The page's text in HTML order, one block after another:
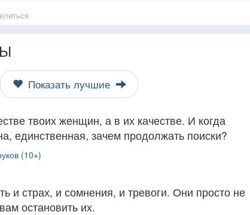
Показать лучшие
твоих женщин, а в их качестве. И когда
единственная, зачем продолжать поиски?
(10+)
и страх, и сомнения, и тревоги. Они просто не
остановить их.